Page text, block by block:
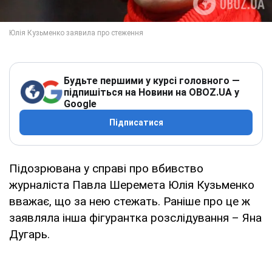
Будьте першими у курсі головного —
підпишіться на Новини на OBOZ.UA у
Google
Підписатися
Підозрювана у справі про вбивство
журналіста Павла Шеремета Юлія Кузьменко
вважає, що за нею стежать. Раніше про це ж
заявляла інша фігурантка розслідування – Яна
Дугарь.